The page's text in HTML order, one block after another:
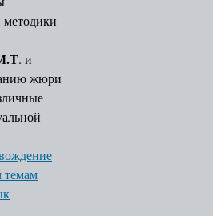
методики
. и
жюри